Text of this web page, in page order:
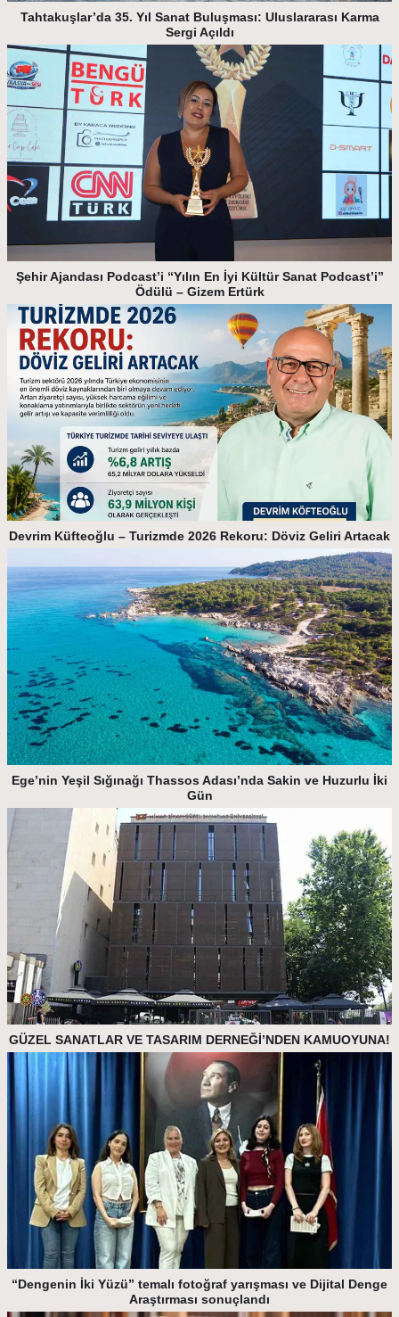
Tahtakuşlar’da 35. Yıl Sanat Buluşması: Uluslararası Karma
Sergi Açıldı
Şehir Ajandası Podcast’i “Yılın En İyi Kültür Sanat Podcast’i”
Ödülü – Gizem Ertürk
Devrim Küfteoğlu – Turizmde 2026 Rekoru: Döviz Geliri Artacak
Ege’nin Yeşil Sığınağı Thassos Adası’nda Sakin ve Huzurlu İki
Gün
GÜZEL SANATLAR VE TASARIM DERNEĞİ’NDEN KAMUOYUNA!
“Dengenin İki Yüzü” temalı fotoğraf yarışması ve Dijital Denge
Araştırması sonuçlandı